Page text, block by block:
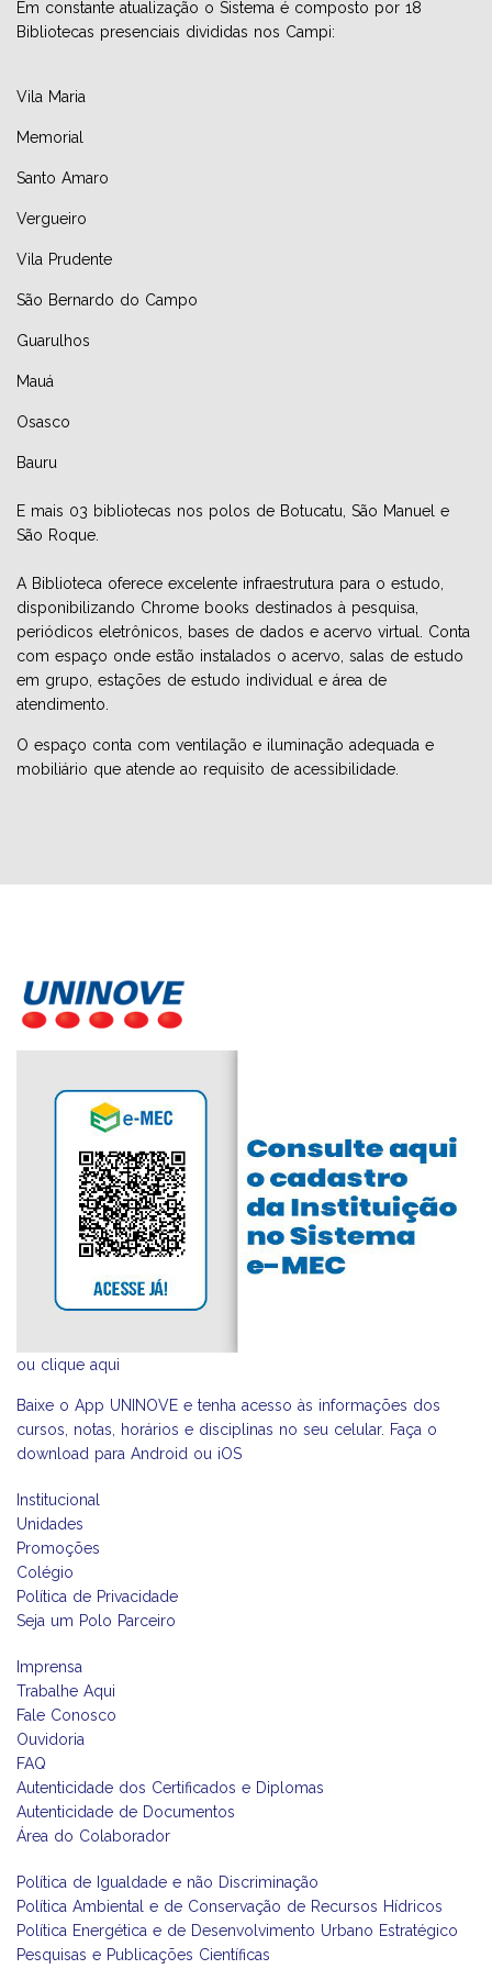
PROUNI
EJA
GERAL
Em constante atualização o Sistema é composto por 18
Bibliotecas presenciais divididas nos Campi:
Vila Maria
Memorial
Santo Amaro
Vergueiro
Vila Prudente
São Bernardo do Campo
Guarulhos
Mauá
Osasco
Bauru
E mais 03 bibliotecas nos polos de Botucatu, São Manuel e
São Roque.
A Biblioteca oferece excelente infraestrutura para o estudo,
disponibilizando Chrome books destinados à pesquisa,
periódicos eletrônicos, bases de dados e acervo virtual. Conta
com espaço onde estão instalados o acervo, salas de estudo
em grupo, estações de estudo individual e área de
atendimento.
O espaço conta com ventilação e iluminação adequada e
mobiliário que atende ao requisito de acessibilidade.
ou clique aqui
Baixe o App UNINOVE e tenha acesso às informações dos
cursos, notas, horários e disciplinas no seu celular. Faça o
download para Android ou iOS
Institucional
Unidades
Promoções
Colégio
Política de Privacidade
Seja um Polo Parceiro
Imprensa
Trabalhe Aqui
Fale Conosco
Ouvidoria
FAQ
Autenticidade dos Certificados e Diplomas
Autenticidade de Documentos
Área do Colaborador
Política de Igualdade e não Discriminação
Política Ambiental e de Conservação de Recursos Hídricos
Política Energética e de Desenvolvimento Urbano Estratégico
Pesquisas e Publicações Científicas